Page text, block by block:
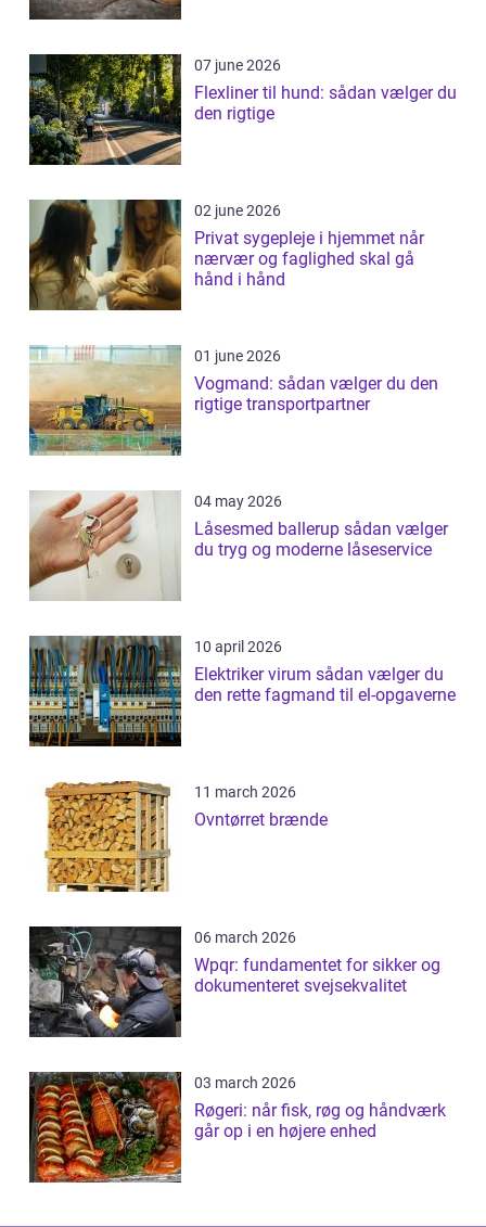
07 june 2026
Flexliner til hund: sådan vælger du
den rigtige
02 june 2026
Privat sygepleje i hjemmet når
nærvær og faglighed skal gå
hånd i hånd
01 june 2026
Vogmand: sådan vælger du den
rigtige transportpartner
04 may 2026
Låsesmed ballerup sådan vælger
du tryg og moderne låseservice
10 april 2026
Elektriker virum sådan vælger du
den rette fagmand til el-opgaverne
11 march 2026
Ovntørret brænde
06 march 2026
Wpqr: fundamentet for sikker og
dokumenteret svejsekvalitet
03 march 2026
Røgeri: når fisk, røg og håndværk
går op i en højere enhed